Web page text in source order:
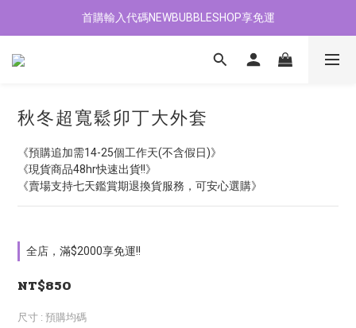
加入會員贈$100購物金
首購輸入代碼NEWBUBBLESHOP享免運
加入會員贈$100購物金
秋冬超寬鬆卯丁大外套
《預購追加需14-25個工作天(不含假日)》
《現貨商品48hr快速出貨!!》
《賣場支持七天鑑賞期退換貨服務，可安心選購》
全店，滿$2000享免運!!
NT$850
尺寸 : 預購均碼